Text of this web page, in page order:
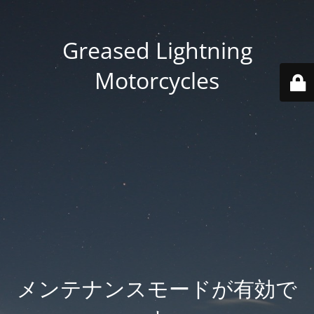
Greased Lightning
Motorcycles
メンテナンスモードが有効で